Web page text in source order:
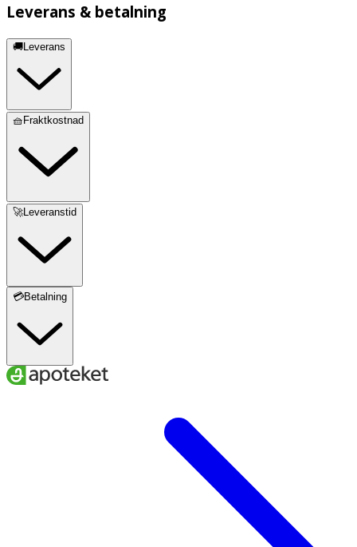
Leverans & betalning
🚚Leverans
🧺Fraktkostnad
🚀Leveranstid
💳Betalning